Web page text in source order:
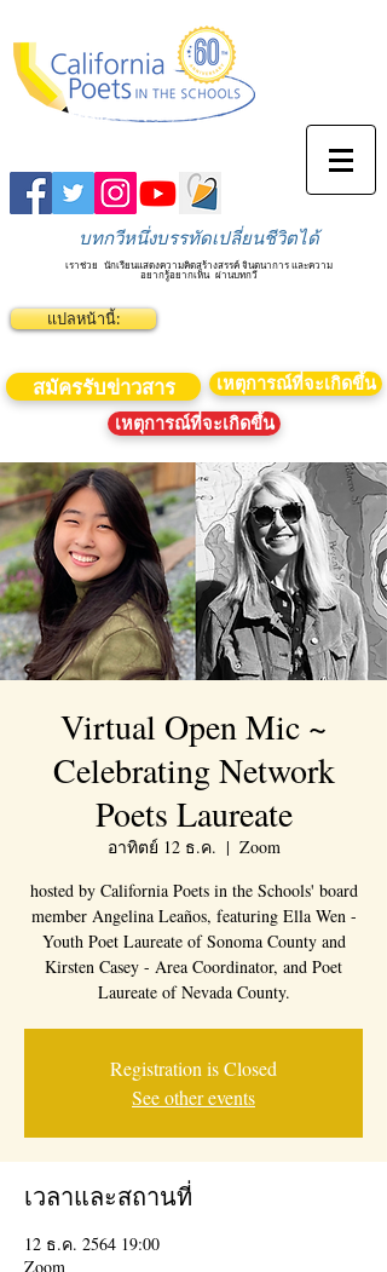
บทกวีหนึ่งบรรทัดเปลี่ยนชีวิตได้
เราช่วย นักเรียนแสดงความคิดสร้างสรรค์ จินตนาการ และความ
อยากรู้อยากเห็น ผ่านบทกวี
แปลหน้านี้:
สมัครรับข่าวสาร
เหตุการณ์ที่จะเกิดขึ้น
เหตุการณ์ที่จะเกิดขึ้น
Virtual Open Mic ~
Celebrating Network
Poets Laureate
อาทิตย์ 12 ธ.ค.
  |
Zoom
hosted by California Poets in the Schools' board
member Angelina Leaños, featuring Ella Wen -
Youth Poet Laureate of Sonoma County and
Kirsten Casey - Area Coordinator, and Poet
Laureate of Nevada County.
Registration is Closed
See other events
เวลาและสถานที่
12 ธ.ค. 2564 19:00
Zoom